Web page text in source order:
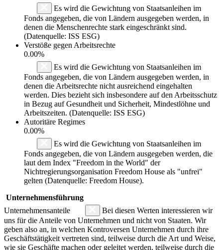
Es wird die Gewichtung von Staatsanleihen im
Fonds angegeben, die von Ländern ausgegeben werden, in
denen die Menschenrechte stark eingeschränkt sind.
(Datenquelle: ISS ESG)
Verstöße gegen Arbeitsrechte
0.00%
Es wird die Gewichtung von Staatsanleihen im
Fonds angegeben, die von Ländern ausgegeben werden, in
denen die Arbeitsrechte nicht ausreichend eingehalten
werden. Dies bezieht sich insbesondere auf den Arbeitsschutz
in Bezug auf Gesundheit und Sicherheit, Mindestlöhne und
Arbeitszeiten. (Datenquelle: ISS ESG)
Autoritäre Regimes
0.00%
Es wird die Gewichtung von Staatsanleihen im
Fonds angegeben, die von Ländern ausgegeben werden, die
laut dem Index "Freedom in the World" der
Nichtregierungsorganisation Freedom House als "unfrei"
gelten (Datenquelle: Freedom House).
Unternehmensführung
Unternehmensanteile
Bei diesen Werten interessieren wir
uns für die Anteile von Unternehmen und nicht von Staaten. Wir
geben also an, in welchen Kontroversen Unternehmen durch ihre
Geschäftstätigkeit vertreten sind, teilweise durch die Art und Weise,
wie sie Geschäfte machen oder geleitet werden, teilweise durch die